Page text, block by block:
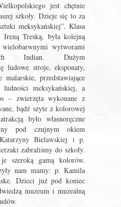
jest chętnie
szkoły. Dzieje się to za
meksykańskiej”. Klasa
Treską, była kolejną
wytworami
Indian. Dużym
ludowe stroje, eksponaty,
przedstawiające
meksykańskiej, a
– zwierzęta wykonane z
bądź szyte z kolorowej
było własnoręczne
pod czujnym okiem
Bielawskiej i p.
zabraliśmy do szkoły.
szeroką gamą kolorów.
nam mamy: p. Kamila
Dzieci już pod koniec
muzeum i muzealną